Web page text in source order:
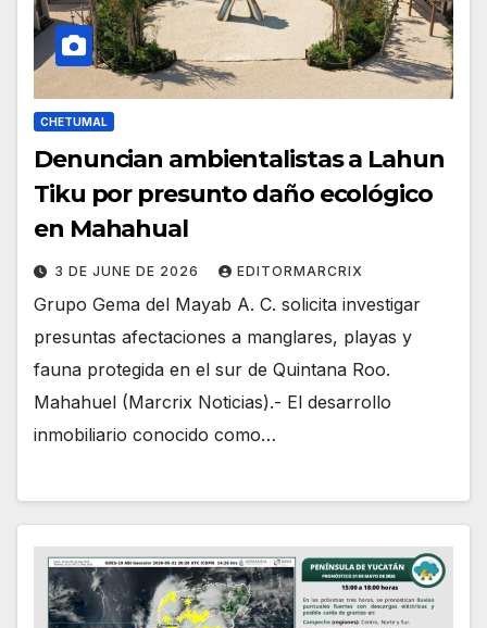
CHETUMAL
Denuncian ambientalistas a Lahun
Tiku por presunto daño ecológico
en Mahahual
3 DE JUNE DE 2026 EDITORMARCRIX
Grupo Gema del Mayab A. C. solicita investigar
presuntas afectaciones a manglares, playas y
fauna protegida en el sur de Quintana Roo.
Mahahuel (Marcrix Noticias).- El desarrollo
inmobiliario conocido como…